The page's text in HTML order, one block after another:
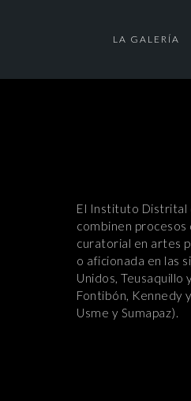
LA GALERÍA
El Instituto Distrital
combinen procesos
curatorial en artes
o aficionada en las
Unidos, Teusaquillo
Fontibón, Kennedy
Usme y Sumapaz).